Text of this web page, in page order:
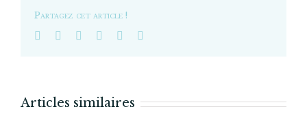
Partagez cet article !
Articles similaires